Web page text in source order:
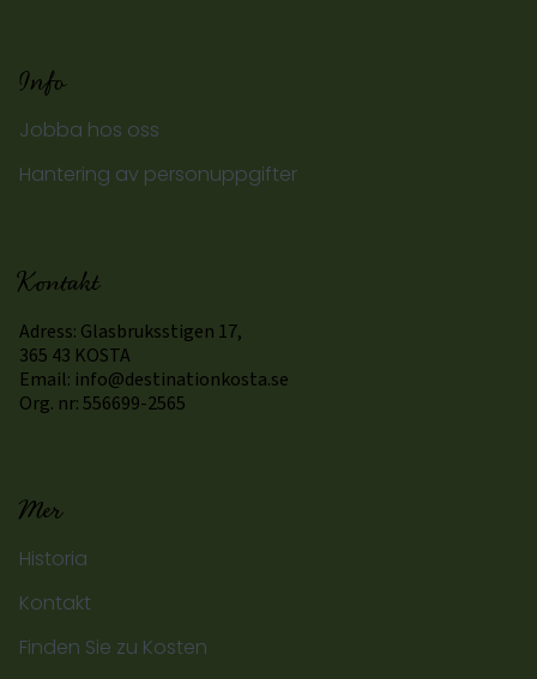
Info
Jobba hos oss
Hantering av personuppgifter
Kontakt
Adress: Glasbruksstigen 17,
365 43 KOSTA
Email: info@destinationkosta.se
Org. nr: 556699-2565
Mer
Historia
Kontakt
Finden Sie zu Kosten